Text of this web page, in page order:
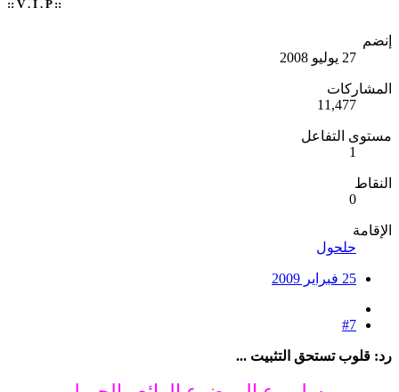
:: V . I . P ::
إنضم
27 يوليو 2008
المشاركات
11,477
مستوى التفاعل
1
النقاط
0
الإقامة
حلحول
25 فبراير 2009
#7
رد: قلوب تستحق التثبيت ...